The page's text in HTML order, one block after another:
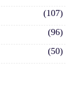
(107)
(96)
(50)